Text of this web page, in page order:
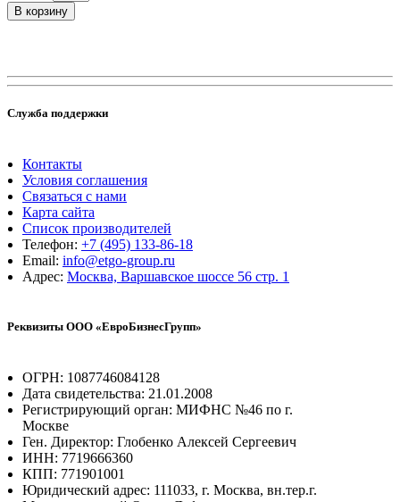
В корзину
Служба поддержки
Контакты
Условия соглашения
Связаться с нами
Карта сайта
Список производителей
Телефон: +7 (495) 133-86-18
Email: info@etgo-group.ru
Адрес: Москва, Варшавское шоссе 56 стр. 1
Реквизиты ООО «ЕвроБизнесГрупп»
ОГРН: 1087746084128
Дата свидетельства: 21.01.2008
Регистрирующий орган: МИФНС №46 по г.
Москве
Ген. Директор: Глобенко Алексей Сергеевич
ИНН: 7719666360
КПП: 771901001
Юридический адрес: 111033, г. Москва, вн.тер.г.